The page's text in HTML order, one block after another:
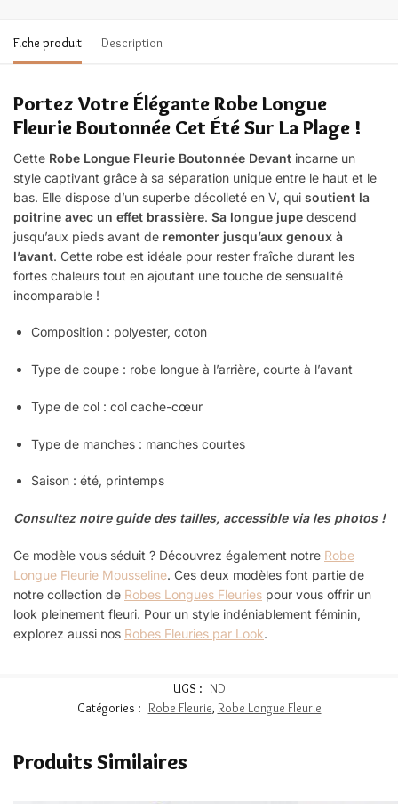
Fiche produit Description
Portez Votre Élégante Robe Longue
Fleurie Boutonnée Cet Été Sur La Plage !
Cette Robe Longue Fleurie Boutonnée Devant incarne un
style captivant grâce à sa séparation unique entre le haut et le
bas. Elle dispose d’un superbe décolleté en V, qui soutient la
poitrine avec un effet brassière. Sa longue jupe descend
jusqu’aux pieds avant de remonter jusqu’aux genoux à
l’avant. Cette robe est idéale pour rester fraîche durant les
fortes chaleurs tout en ajoutant une touche de sensualité
incomparable !
Composition : polyester, coton
Type de coupe : robe longue à l’arrière, courte à l’avant
Type de col : col cache-cœur
Type de manches : manches courtes
Saison : été, printemps
Consultez notre guide des tailles, accessible via les photos !
Ce modèle vous séduit ? Découvrez également notre Robe
Longue Fleurie Mousseline. Ces deux modèles font partie de
notre collection de Robes Longues Fleuries pour vous offrir un
look pleinement fleuri. Pour un style indéniablement féminin,
explorez aussi nos Robes Fleuries par Look.
UGS : ND
Catégories : Robe Fleurie, Robe Longue Fleurie
Produits Similaires